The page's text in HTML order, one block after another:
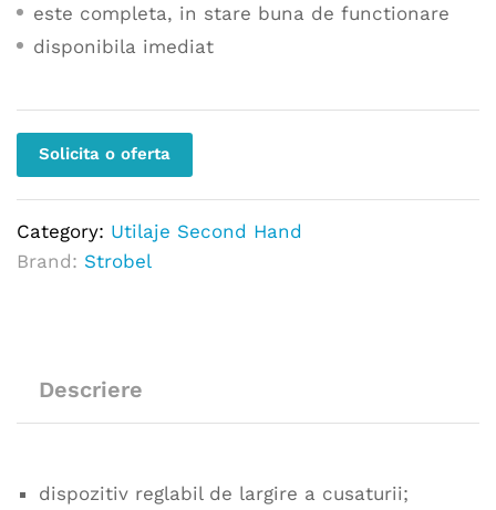
este completa, in stare buna de functionare
disponibila imediat
Solicita o oferta
Category: Utilaje Second Hand
Brand: Strobel
Descriere
dispozitiv reglabil de largire a cusaturii;